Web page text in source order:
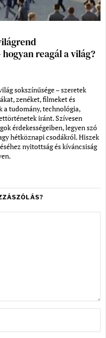
reagál a világ?
sokszínűsége – szeretek
zenéket, filmeket és
a tudomány, technológia,
iránt. Szívesen
érdekességeiben, legyen szó
hétköznapi csodákról. Hiszek
nyitottság és kíváncsiság